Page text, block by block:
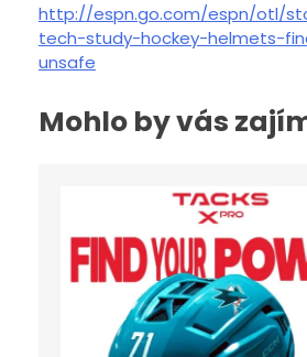
http://espn.go.com/espn/otl/
tech-study-hockey-helmets-
unsafe
Mohlo by vás